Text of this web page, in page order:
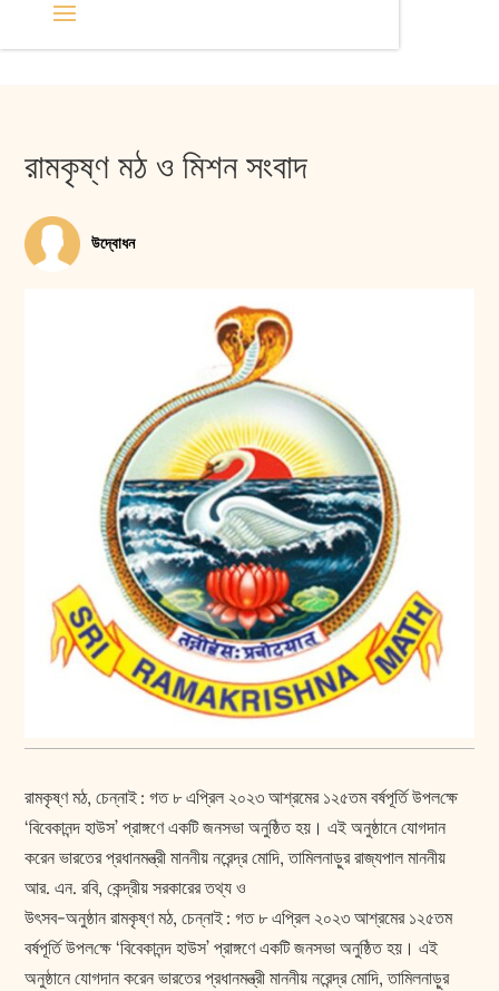
রামকৃষ্ণ মঠ ও মিশন সংবাদ
উদ্বোধন
রামকৃষ্ণ মঠ, চেন্নাই : গত ৮ এপ্রিল ২০২৩ আশ্রমের ১২৫তম বর্ষপূর্তি উপল‌ক্ষে
‘বিবেকানন্দ হাউস’ প্রাঙ্গণে একটি জনসভা অনুষ্ঠিত হয়। এই অনুষ্ঠানে যোগদান
করেন ভারতের প্রধানমন্ত্রী মাননীয় নরেন্দ্র মোদি, তামিলনাড়ুর রাজ্যপাল মাননীয়
আর. এন. রবি, কেন্দ্রীয় সরকারের তথ্য ও
উৎসব-অনুষ্ঠান রামকৃষ্ণ মঠ, চেন্নাই : গত ৮ এপ্রিল ২০২৩ আশ্রমের ১২৫তম
বর্ষপূর্তি উপল‌ক্ষে ‘বিবেকানন্দ হাউস’ প্রাঙ্গণে একটি জনসভা অনুষ্ঠিত হয়। এই
অনুষ্ঠানে যোগদান করেন ভারতের প্রধানমন্ত্রী মাননীয় নরেন্দ্র মোদি, তামিলনাড়ুর